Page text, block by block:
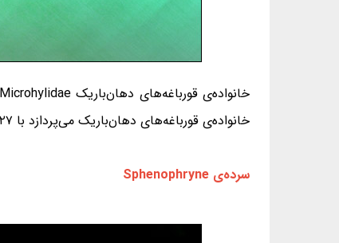
خانواده‌ی قورباغه‌های دهان‌باریک می‌پردازد با ۲۷ گونه (از ۱۳۴ گونه) آشنا می‌شویم.
سرده‌ی Sphenophryne